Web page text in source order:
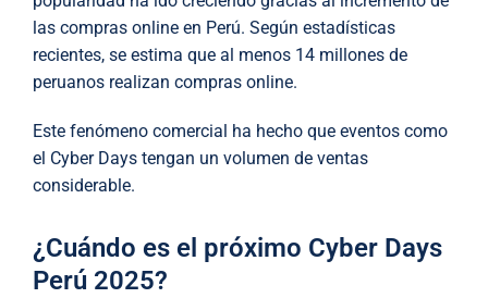
las compras online en Perú. Según estadísticas
recientes, se estima que al menos 14 millones de
peruanos realizan compras online.
Este fenómeno comercial ha hecho que eventos como
el Cyber Days tengan un volumen de ventas
considerable.
¿Cuándo es el próximo Cyber Days
Perú 2025?